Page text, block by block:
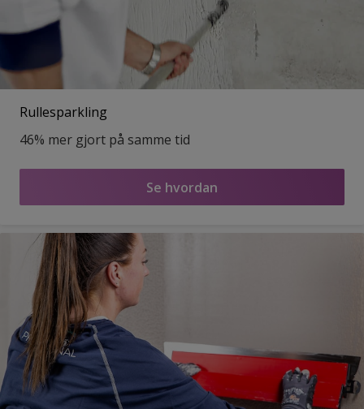
Rullesparkling
46% mer gjort på samme tid
Se hvordan